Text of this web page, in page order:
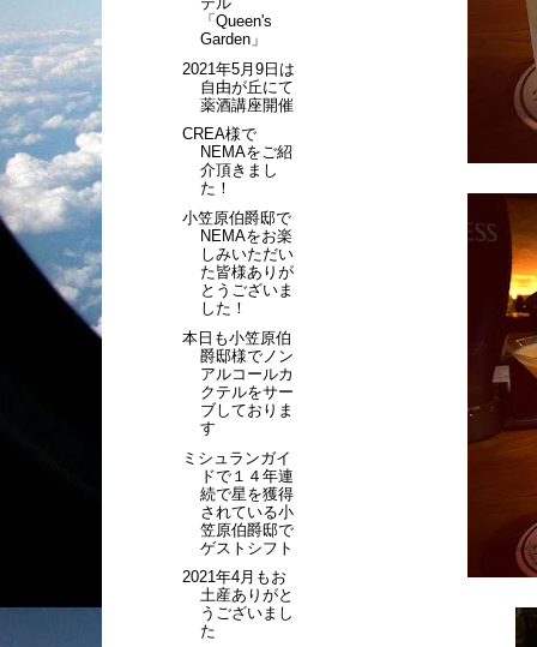
「Queen's
Garden」
2021年5月9日は
自由が丘にて
薬酒講座開催
CREA様で
NEMAをご紹
介頂きまし
た！
小笠原伯爵邸で
NEMAをお楽
しみいただい
た皆様ありが
とうございま
した！
本日も小笠原伯
爵邸様でノン
アルコールカ
クテルをサー
ブしておりま
す
ミシュランガイ
ドで１４年連
続で星を獲得
されている小
笠原伯爵邸で
ゲストシフト
2021年4月もお
土産ありがと
うございまし
た